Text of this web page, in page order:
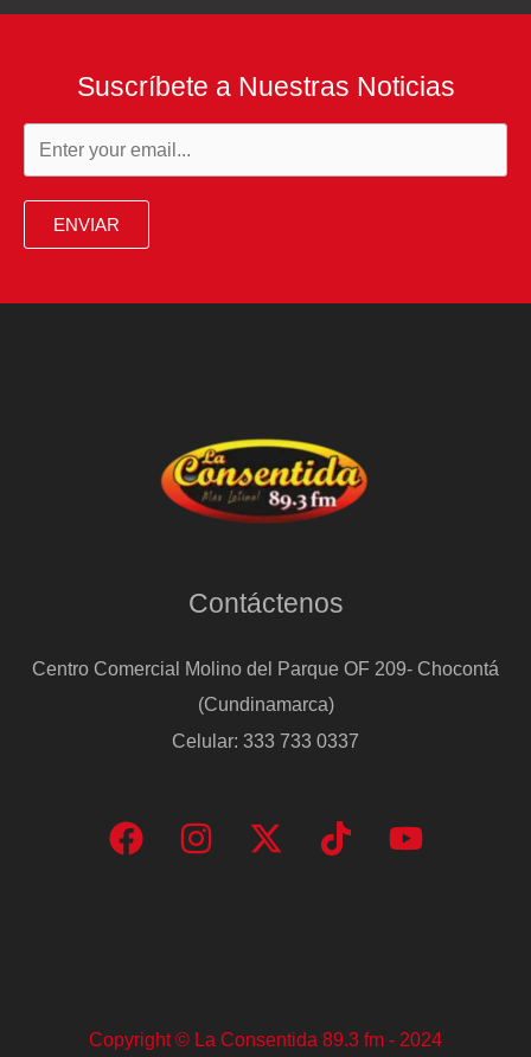
Suscríbete a Nuestras Noticias
ENVIAR
Contáctenos
Centro Comercial Molino del Parque OF 209- Chocontá
(Cundinamarca)
Celular: 333 733 0337
Copyright © La Consentida 89.3 fm - 2024